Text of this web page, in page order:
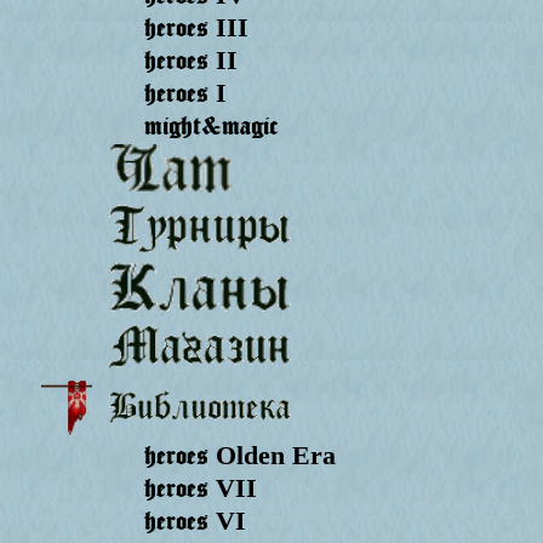
heroes III
heroes II
heroes I
might&magic
heroes Olden Era
heroes VII
heroes VI